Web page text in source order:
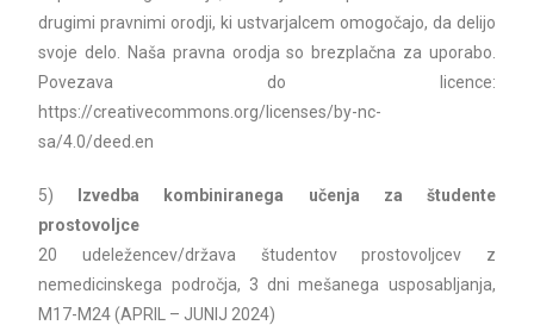
drugimi pravnimi orodji, ki ustvarjalcem omogočajo, da delijo
svoje delo. Naša pravna orodja so brezplačna za uporabo.
Povezava do licence:
https://creativecommons.org/licenses/by-nc-
sa/4.0/deed.en
5)
Izvedba kombiniranega učenja za študente
prostovoljce
20 udeležencev/država študentov prostovoljcev z
nemedicinskega področja, 3 dni mešanega usposabljanja,
M17-M24 (APRIL – JUNIJ 2024)